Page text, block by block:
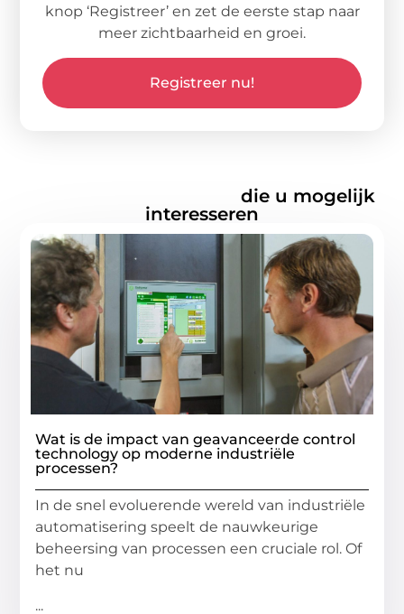
knop ‘Registreer’ en zet de eerste stap naar
meer zichtbaarheid en groei.
Registreer nu!
die u mogelijk
interesseren
Wat is de impact van geavanceerde control
technology op moderne industriële
processen?
In de snel evoluerende wereld van industriële
automatisering speelt de nauwkeurige
beheersing van processen een cruciale rol. Of
het nu
...